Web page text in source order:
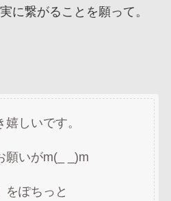
に繋がることを願って。
しいです。
願いがm(_ _)m
をぽちっと